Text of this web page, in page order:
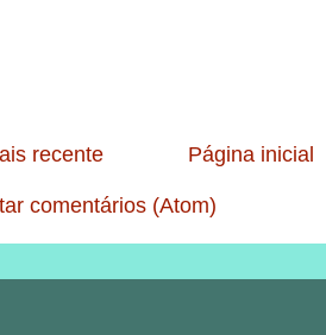
recente Página inicial
comentários (Atom)